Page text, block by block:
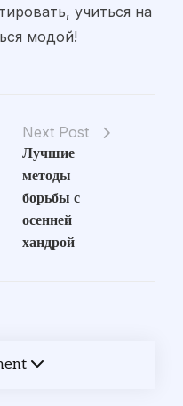
учиться на
модой!
Next Post
Лучшие
методы
борьбы с
осенней
хандрой